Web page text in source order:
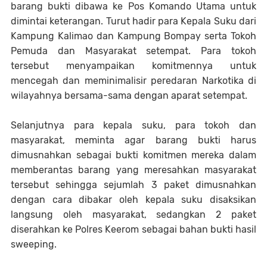
barang bukti dibawa ke Pos Komando Utama untuk
dimintai keterangan. Turut hadir para Kepala Suku dari
Kampung Kalimao dan Kampung Bompay serta Tokoh
Pemuda dan Masyarakat setempat. Para tokoh
tersebut menyampaikan komitmennya untuk
mencegah dan meminimalisir peredaran Narkotika di
wilayahnya bersama-sama dengan aparat setempat.
Selanjutnya para kepala suku, para tokoh dan
masyarakat, meminta agar barang bukti harus
dimusnahkan sebagai bukti komitmen mereka dalam
memberantas barang yang meresahkan masyarakat
tersebut sehingga sejumlah 3 paket dimusnahkan
dengan cara dibakar oleh kepala suku disaksikan
langsung oleh masyarakat, sedangkan 2 paket
diserahkan ke Polres Keerom sebagai bahan bukti hasil
sweeping.